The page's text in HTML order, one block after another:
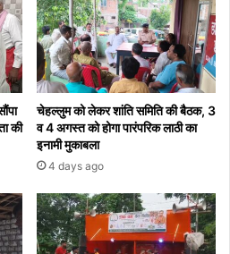
की
चेहल्लुम को लेकर शांति समिति की बैठक, 3
व 4 अगस्त को होगा पारंपरिक लाठी का
इनामी मुकाबला
4 days ago